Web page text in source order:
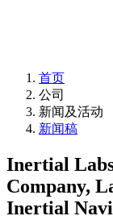
首页
公司
新闻及活动
新闻稿
Inertial
Company,
Inertial